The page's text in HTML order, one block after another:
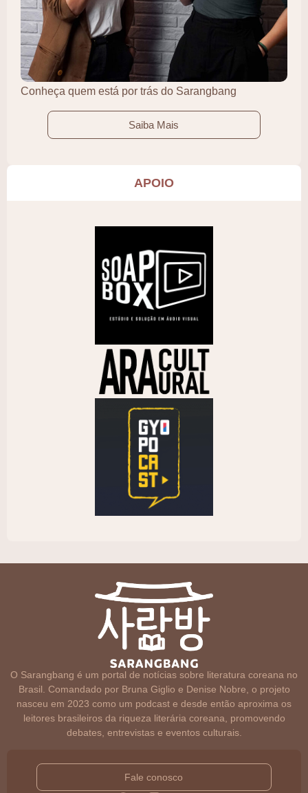
Conheça quem está por trás do Sarangbang
Saiba Mais
APOIO
O Sarangbang é um portal de notícias sobre literatura coreana no
Brasil. Comandado por Bruna Giglio e Denise Nobre, o projeto
nasceu em 2023 como um podcast e desde então aproxima os
leitores brasileiros da riqueza literária coreana, promovendo
debates, entrevistas e eventos culturais.
Fale conosco